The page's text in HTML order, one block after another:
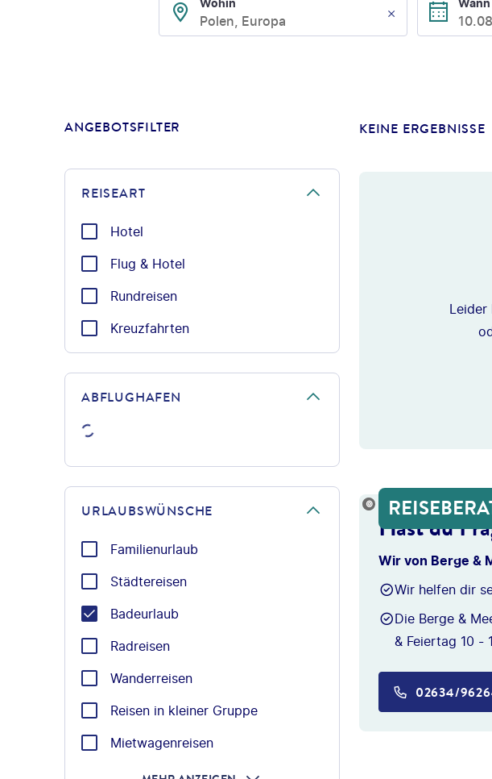
Polen, Europa
ANGEBOTSFILTER
REISEART
Hotel
Flug & Hotel
Rundreisen
Kreuzfahrten
ABFLUGHAFEN
URLAUBSWÜNSCHE
Familienurlaub
Städtereisen
Badeurlaub
Radreisen
Wanderreisen
Reisen in kleiner Gruppe
Mietwagenreisen
KEINE ERGEBNISSE
Leider
©Antonio_Diaz
Hast du
Wir von Berge &
Wir helfen dir
Die Berge &
& Feiertag 10 -
02634/